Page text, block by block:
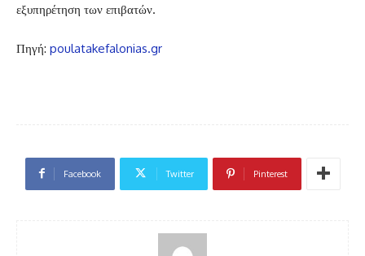
εξυπηρέτηση των επιβατών.
Πηγή: poulatakefalonias.gr
Facebook Twitter Pinterest